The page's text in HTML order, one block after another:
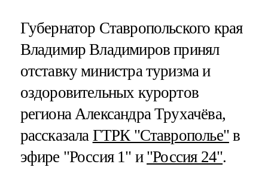
Губернатор Ставропольского края
Владимир Владимиров принял
отставку министра туризма и
оздоровительных курортов
региона Александра Трухачёва,
рассказала ГТРК "Ставрополье"в
эфире "Россия 1" и "Россия 24".